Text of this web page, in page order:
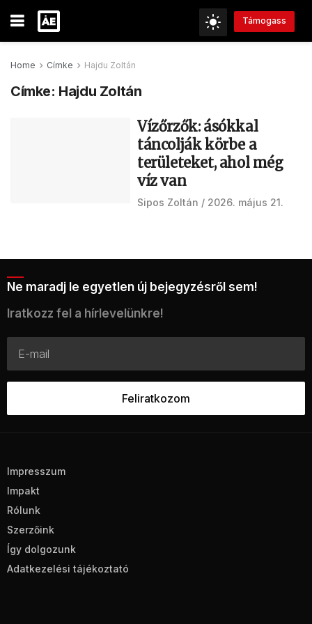
Támogass
Home Címke Hajdu Zoltán
Címke: Hajdu Zoltán
Vízőrzők: ásókkal
táncolják körbe a
területeket, ahol még
víz van
Sipos Zoltán 2026. május 21.
Ne maradj le egyetlen új bejegyzésről sem!
Iratkozz fel a hírlevelünkre!
Impresszum
Impakt
Rólunk
Szerzőink
Így dolgozunk
Adatkezelési tájékoztató